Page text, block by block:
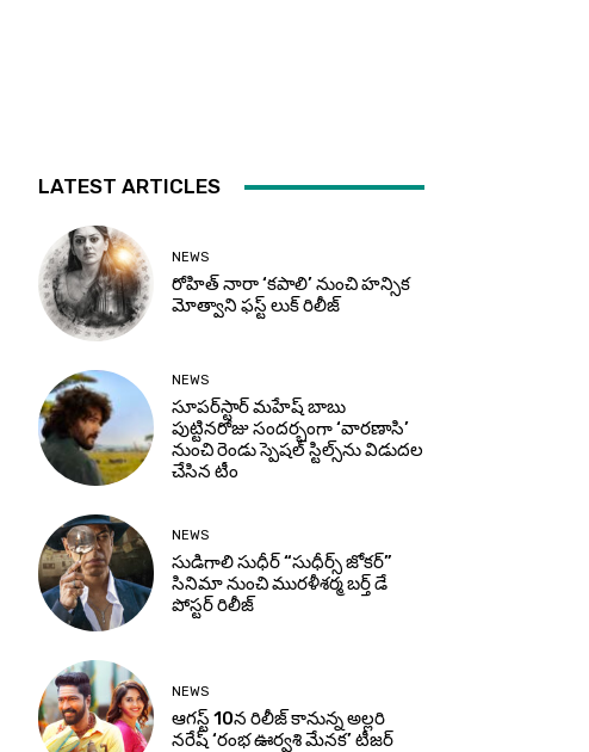
LATEST ARTICLES
NEWS
రోహిత్ నారా ‘కపాలి’ నుంచి హన్సిక
మోత్వాని ఫస్ట్ లుక్ రిలీజ్
NEWS
సూప‌ర్‌స్టార్ మహేష్ బాబు
పుట్టినరోజు సందర్భంగా ‘వారణాసి’
నుంచి రెండు స్పెషల్ స్టిల్స్‌ను విడుదల
చేసిన టీం
NEWS
సుడిగాలి సుధీర్ “సుధీర్స్ జోకర్”
సినిమా నుంచి మురళీశర్మ బర్త్ డే
పోస్టర్ రిలీజ్
NEWS
ఆగస్ట్ 10న రిలీజ్ కానున్న అల్లరి
నరేష్ ‘రంభ ఊర్వశి మేనక’ టీజర్